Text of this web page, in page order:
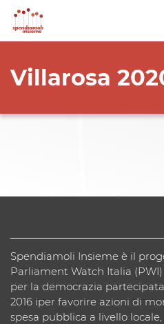
Villarosa
Spendiamoli Insieme è il
Parliament Watch Italia
per la democrazia
2016 iper favorire azioni di
spesa pubblica a livello locale,